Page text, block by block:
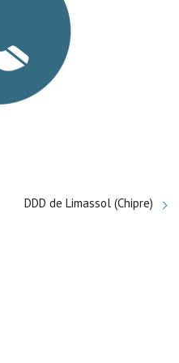
DDD de Limassol (Chipre)